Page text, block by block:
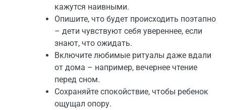
кажутся наивными.
Опишите, что будет происходить поэтапно
– дети чувствуют себя увереннее, если
знают, что ожидать.
Включите любимые ритуалы даже вдали
от дома – например, вечернее чтение
перед сном.
Сохраняйте спокойствие, чтобы ребенок
ощущал опору.